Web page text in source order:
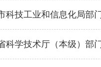
科技工业和信息化局部
科学技术厅（本级）部